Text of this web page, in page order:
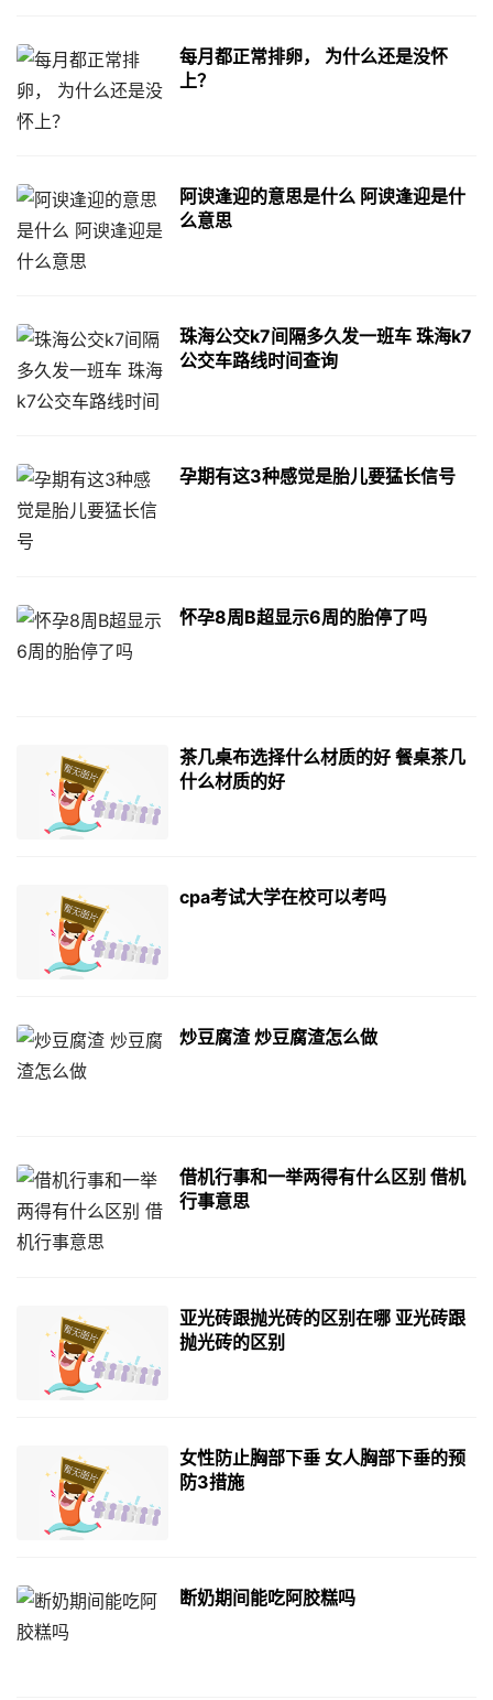
每月都正常排卵， 为什么还是没怀
上？
阿谀逢迎的意思是什么 阿谀逢迎是什
么意思
珠海公交k7间隔多久发一班车 珠海k7
公交车路线时间查询
孕期有这3种感觉是胎儿要猛长信号
怀孕8周B超显示6周的胎停了吗
茶几桌布选择什么材质的好 餐桌茶几
什么材质的好
cpa考试大学在校可以考吗
炒豆腐渣 炒豆腐渣怎么做
借机行事和一举两得有什么区别 借机
行事意思
亚光砖跟抛光砖的区别在哪 亚光砖跟
抛光砖的区别
女性防止胸部下垂 女人胸部下垂的预
防3措施
断奶期间能吃阿胶糕吗